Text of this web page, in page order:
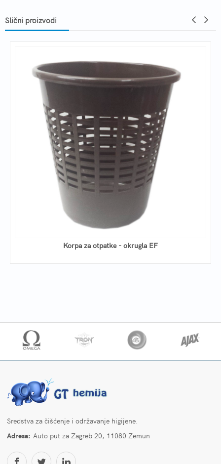
Slični proizvodi
Korpa za otpatke - okrugla EF
Sredstva za čišćenje i održavanje higijene.
Adresa: Auto put za Zagreb 20, 11080 Zemun